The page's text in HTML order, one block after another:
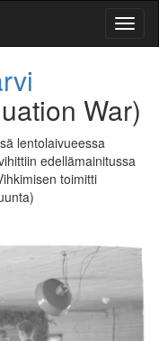
War)
lentolaivueessa
edellämainitussa
toimitti